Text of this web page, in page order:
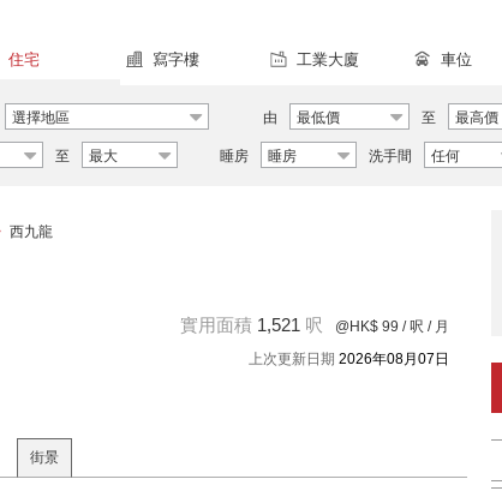
住宅 寫字樓 工業大廈 車位
選擇地區 由 最低價 至 最高價
至 最大 睡房 睡房 洗手間 任何
西九龍
實用面積 1,521 呎 @HK$ 99 / 呎 / 月
上次更新日期 2026年08月07日
街景